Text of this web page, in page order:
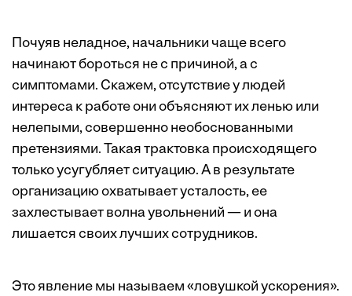
Почуяв неладное, начальники чаще всего
начинают бороться не с причиной, а с
симптомами. Скажем, отсутствие у людей
интереса к работе они объясняют их ленью или
нелепыми, совершенно необоснованными
претензиями. Такая трактовка происходящего
только усугубляет ситуацию. А в результате
организацию охватывает усталость, ее
захлестывает волна увольнений — и она
лишается своих лучших сотрудников.
Это явление мы называем «ловушкой ускорения».